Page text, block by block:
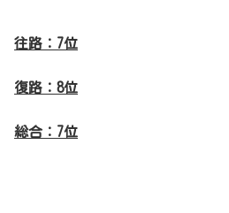
往路：7位
復路：8位
総合：7位